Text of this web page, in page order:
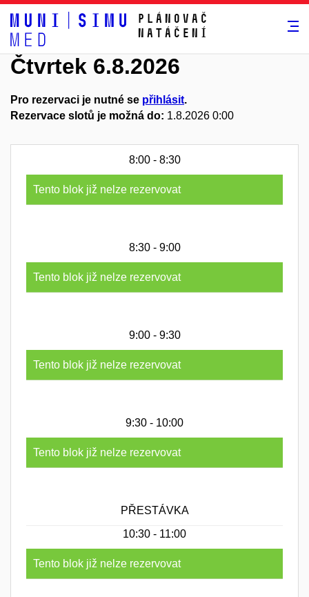
Plánovač
natáčení
Čtvrtek 6.8.2026
Pro rezervaci je nutné se přihlásit.
Rezervace slotů je možná do: 1.8.2026 0:00
8:00 - 8:30
Tento blok již nelze rezervovat
8:30 - 9:00
Tento blok již nelze rezervovat
9:00 - 9:30
Tento blok již nelze rezervovat
9:30 - 10:00
Tento blok již nelze rezervovat
PŘESTÁVKA
10:30 - 11:00
Tento blok již nelze rezervovat